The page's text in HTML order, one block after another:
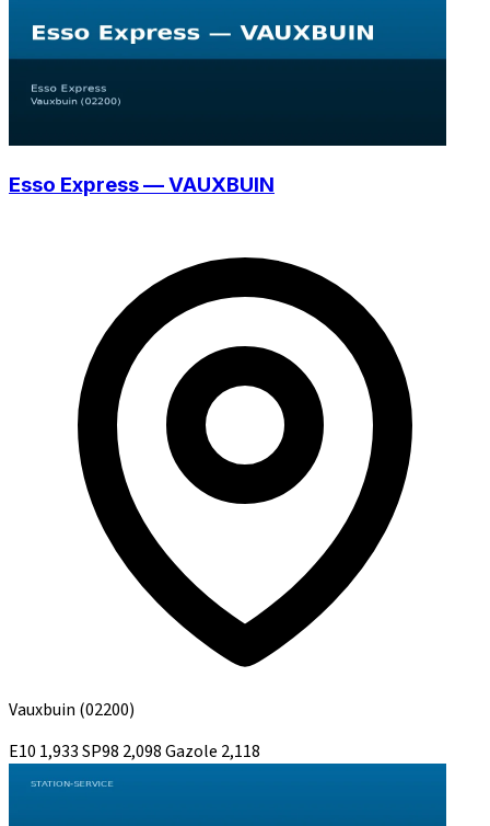
Esso Express — VAUXBUIN
Vauxbuin (02200)
E10 1,933SP98 2,098Gazole 2,118